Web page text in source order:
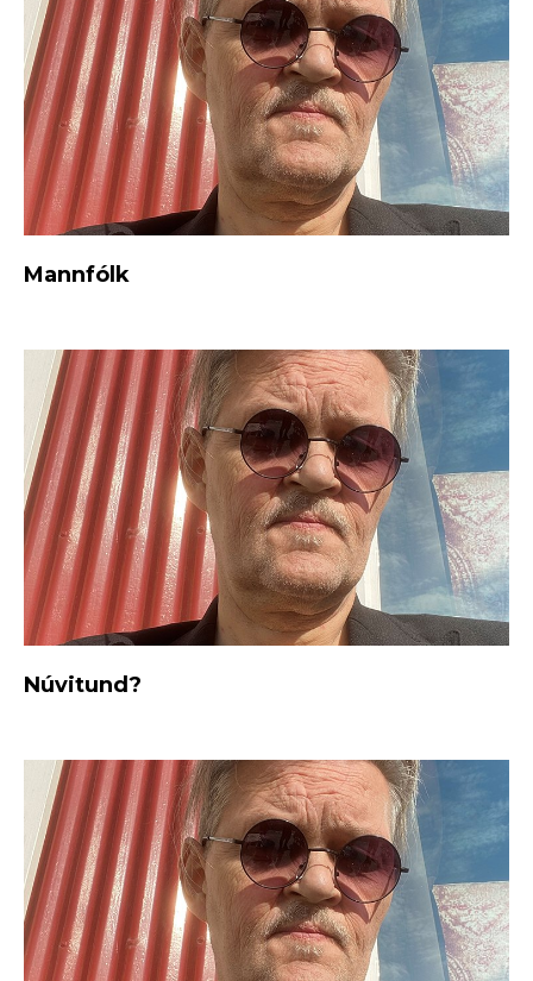
Mannfólk
Núvitund?